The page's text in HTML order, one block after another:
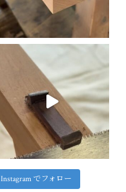
Instagram でフォロー